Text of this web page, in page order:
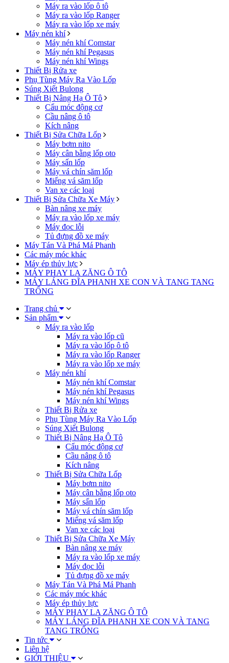
Máy ra vào lốp ô tô
Máy ra vào lốp Ranger
Máy ra vào lốp xe máy
Máy nén khí
Máy nén khí Comstar
Máy nén khí Pegasus
Máy nén khí Wings
Thiết Bị Rửa xe
Phụ Tùng Máy Ra Vào Lốp
Súng Xiết Bulong
Thiết Bị Nâng Hạ Ô Tô
Cẩu móc động cơ
Cầu nâng ô tô
Kích nâng
Thiết Bị Sửa Chữa Lốp
Máy bơm nito
Máy cân bằng lốp oto
Máy sấn lốp
Máy vá chín săm lốp
Miếng vá săm lốp
Van xe các loại
Thiết Bị Sửa Chữa Xe Máy
Bàn nâng xe máy
Máy ra vào lốp xe máy
Máy đọc lỗi
Tủ đựng đồ xe máy
Máy Tán Và Phá Má Phanh
Các máy móc khác
Máy ép thủy lực
MÁY PHAY LA ZĂNG Ô TÔ
MÁY LÁNG ĐĨA PHANH XE CON VÀ TANG TANG
TRỐNG
Trang chủ
Sản phẩm
Máy ra vào lốp
Máy ra vào lốp cũ
Máy ra vào lốp ô tô
Máy ra vào lốp Ranger
Máy ra vào lốp xe máy
Máy nén khí
Máy nén khí Comstar
Máy nén khí Pegasus
Máy nén khí Wings
Thiết Bị Rửa xe
Phụ Tùng Máy Ra Vào Lốp
Súng Xiết Bulong
Thiết Bị Nâng Hạ Ô Tô
Cẩu móc động cơ
Cầu nâng ô tô
Kích nâng
Thiết Bị Sửa Chữa Lốp
Máy bơm nito
Máy cân bằng lốp oto
Máy sấn lốp
Máy vá chín săm lốp
Miếng vá săm lốp
Van xe các loại
Thiết Bị Sửa Chữa Xe Máy
Bàn nâng xe máy
Máy ra vào lốp xe máy
Máy đọc lỗi
Tủ đựng đồ xe máy
Máy Tán Và Phá Má Phanh
Các máy móc khác
Máy ép thủy lực
MÁY PHAY LA ZĂNG Ô TÔ
MÁY LÁNG ĐĨA PHANH XE CON VÀ TANG
TANG TRỐNG
Tin tức
Liên hệ
GIỚI THIỆU